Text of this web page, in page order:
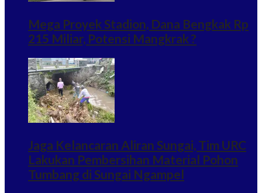
Mega Proyek Stadion, Dana Bengkak Rp
215 Miliar, Potensi Mangkrak ?
Jaga Kelancaran Aliran Sungai, Tim URC
Lakukan Pembersihan Material Pohon
Tumbang di Sungai Ngampel